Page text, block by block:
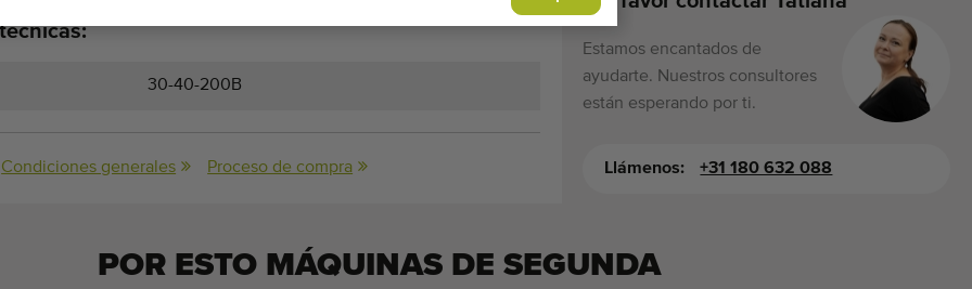
30-40-200B
Condiciones generales Proceso de compra
Estamos encantados de
ayudarte. Nuestros consultores
están esperando por ti.
Llámenos: +31 180 632 088
POR ESTO MÁQUINAS DE SEGUNDA